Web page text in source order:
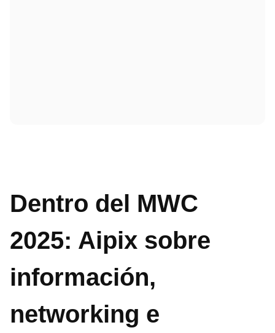
Dentro del MWC
2025: Aipix sobre
información,
networking e